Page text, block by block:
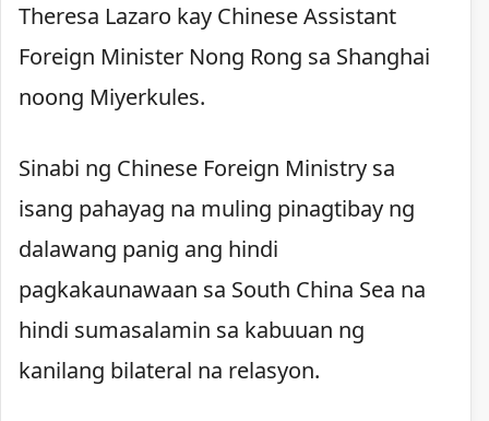
Theresa Lazaro kay Chinese Assistant
Foreign Minister Nong Rong sa Shanghai
noong Miyerkules.
Sinabi ng Chinese Foreign Ministry sa
isang pahayag na muling pinagtibay ng
dalawang panig ang hindi
pagkakaunawaan sa South China Sea na
hindi sumasalamin sa kabuuan ng
kanilang bilateral na relasyon.